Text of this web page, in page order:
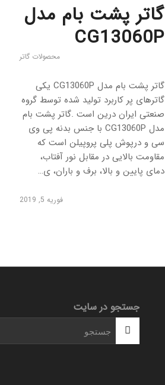
گاتر پشت بام مدل
CG13060P
محصولات گاتر
گاتر پشت بام مدل CG13060P یکی
گاترهای پر کاربرد تولید شده توسط گروه
صنعتی ایران درین است .گاتر پشت بام
مدل CG13060P با جنس بدنه پی وی
سی و درپوش پلی پروپیلن است که
مقاومت بالایی در مقابل نور آفتاب،
دمای پایین و بالا، برف و باران، ی…
فوریه 5, 2019
جستجو در سایت